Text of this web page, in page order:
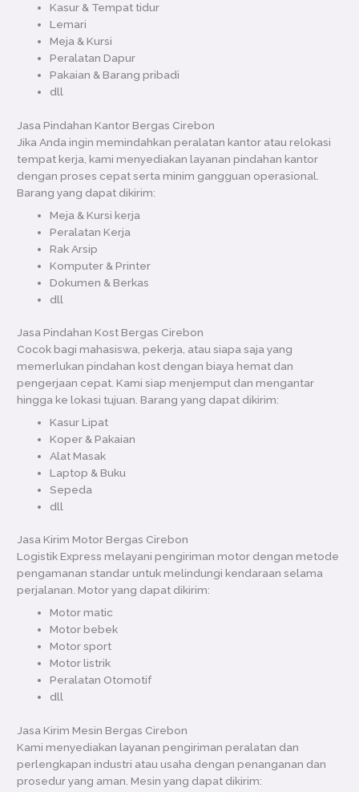
Kasur & Tempat tidur
Lemari
Meja & Kursi
Peralatan Dapur
Pakaian & Barang pribadi
dll
Jasa Pindahan Kantor Bergas Cirebon
Jika Anda ingin memindahkan peralatan kantor atau relokasi
tempat kerja, kami menyediakan layanan pindahan kantor
dengan proses cepat serta minim gangguan operasional.
Barang yang dapat dikirim:
Meja & Kursi kerja
Peralatan Kerja
Rak Arsip
Komputer & Printer
Dokumen & Berkas
dll
Jasa Pindahan Kost Bergas Cirebon
Cocok bagi mahasiswa, pekerja, atau siapa saja yang
memerlukan pindahan kost dengan biaya hemat dan
pengerjaan cepat. Kami siap menjemput dan mengantar
hingga ke lokasi tujuan. Barang yang dapat dikirim:
Kasur Lipat
Koper & Pakaian
Alat Masak
Laptop & Buku
Sepeda
dll
Jasa Kirim Motor Bergas Cirebon
Logistik Express melayani pengiriman motor dengan metode
pengamanan standar untuk melindungi kendaraan selama
perjalanan. Motor yang dapat dikirim:
Motor matic
Motor bebek
Motor sport
Motor listrik
Peralatan Otomotif
dll
Jasa Kirim Mesin Bergas Cirebon
Kami menyediakan layanan pengiriman peralatan dan
perlengkapan industri atau usaha dengan penanganan dan
prosedur yang aman. Mesin yang dapat dikirim: